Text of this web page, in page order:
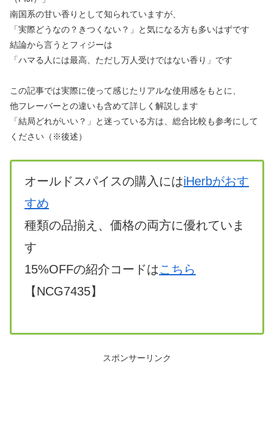
南国系の甘い香りとして知られていますが、
「実際どうなの？きつくない？」と気になる方も多いはずです
結論から言うとフィジーは
「ハマる人には最高、ただし万人受けではない香り」です
この記事では実際に使って感じたリアルな使用感をもとに、
他フレーバーとの違いも含めて詳しく解説します
「結局どれがいい？」と迷っている方は、総合比較も参考にして
ください（※後述）
オールドスパイスの購入にはiHerbがおす
すめ
種類の品揃え、価格の両方に優れていま
す
15%OFFの紹介コードはこちら
【NCG7435】
スポンサーリンク